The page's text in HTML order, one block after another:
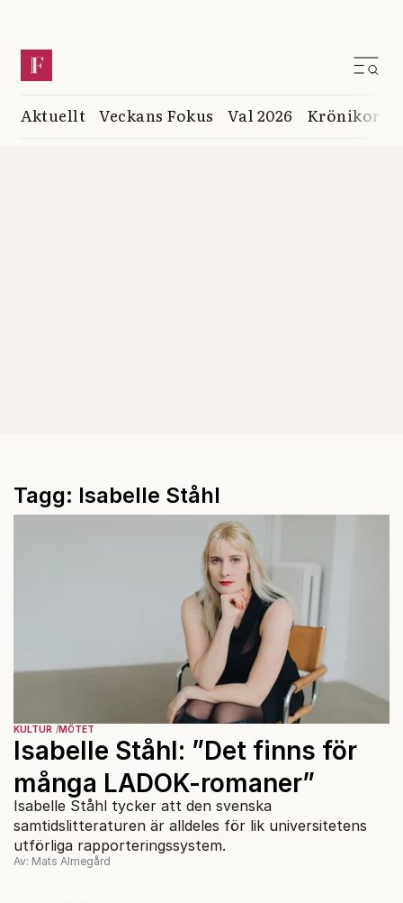
Aktuellt Veckans Fokus Val 2026 Krönikor
Tagg: Isabelle Ståhl
KULTUR MÖTET
Isabelle Ståhl: ”Det finns för
många LADOK-romaner”
Isabelle Ståhl tycker att den svenska
samtidslitteraturen är alldeles för lik universitetens
utförliga rapporteringssystem.
Av: Mats Almegård